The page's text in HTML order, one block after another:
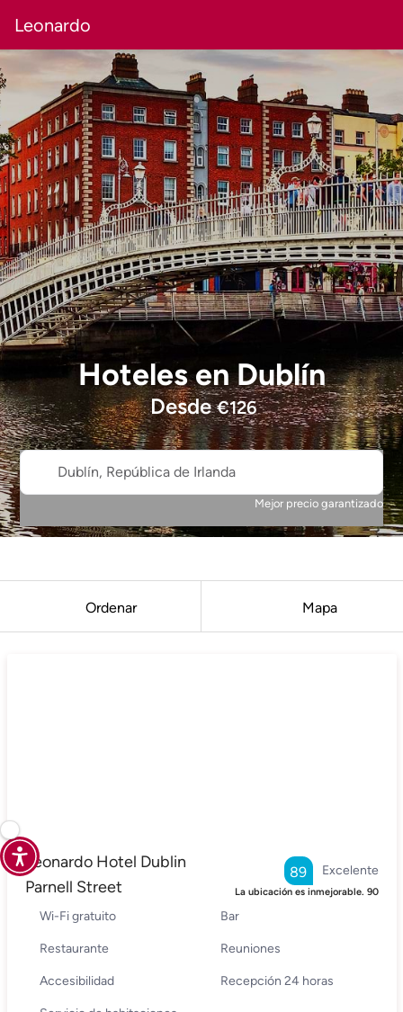
Leonardo
HotelesenDublín
Desde€126
Dublín, República de Irlanda
Mejor precio garantizado
Ordenar Mapa
Leonardo Hotel Dublin
Parnell Street
Excelente
89
La ubicación es inmejorable. 90
Wi-Fi gratuito Bar
Restaurante Reuniones
Accesibilidad Recepción 24 horas